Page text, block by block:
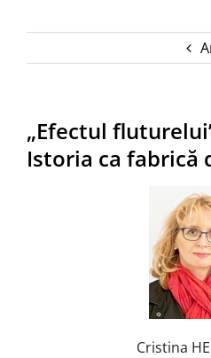
„Efectul
Istoria ca fabrică
Cristina